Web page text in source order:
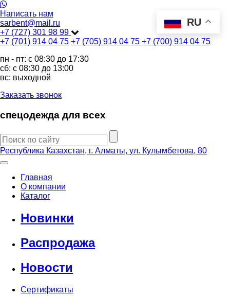
Написать нам
sarbent@mail.ru
+7 (727) 301 98 99
+7 (701) 914 04 75 +7 (705) 914 04 75 +7 (700) 914 04 75
пн - пт: c 08:30 до 17:30
сб: c 08:30 до 13:00
вс: выходной
Заказать звонок
спецодежда для всех
Республика Казахстан, г. Алматы, ул. Кулымбетова, 80
Главная
О компании
Каталог
Новинки
Распродажа
Новости
Сертификаты
RU